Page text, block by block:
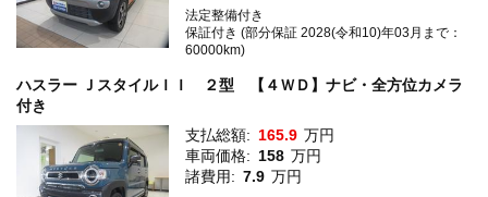
法定整備付き
保証付き (部分保証 2028(令和10)年03月まで：
60000km)
ハスラー ＪスタイルＩＩ ２型 【４ＷＤ】ナビ・全方位カメラ
付き
支払総額: 165.9 万円
車両価格: 158 万円
諸費用: 7.9 万円